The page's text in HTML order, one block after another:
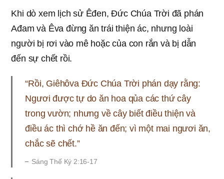
Khi dò xem lịch sử Êđen, Đức Chúa Trời đã phán
Ađam và Êva đừng ăn trái thiện ác, nhưng loài
người bị rơi vào mê hoặc của con rắn và bị dẫn
đến sự chết rồi.
“Rồi, Giêhôva Đức Chúa Trời phán dạy rằng:
Ngươi được tự do ăn hoa qủa các thứ cây
trong vườn; nhưng về cây biết điều thiện và
điều ác thì chớ hề ăn đến; vì một mai ngươi ăn,
chắc sẽ chết.”
Sáng Thế Ký 2:16-17